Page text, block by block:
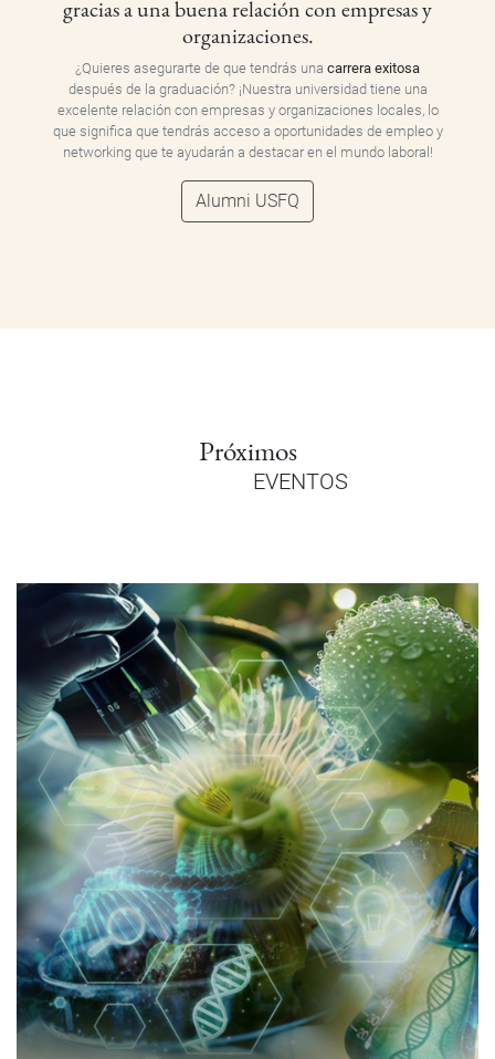
gracias a una buena relación con empresas y
organizaciones.
¿Quieres asegurarte de que tendrás una carrera exitosa
después de la graduación? ¡Nuestra universidad tiene una
excelente relación con empresas y organizaciones locales, lo
que significa que tendrás acceso a oportunidades de empleo y
networking que te ayudarán a destacar en el mundo laboral!
Alumni USFQ
Próximos
EVENTOS